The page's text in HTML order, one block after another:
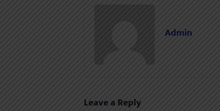
Admin
Leave a Reply